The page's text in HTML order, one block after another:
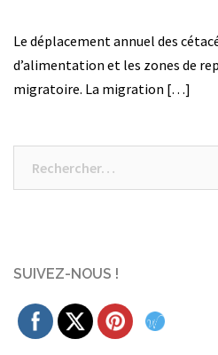
Le déplacement annuel des
d’alimentation et les zones de
migratoire. La migration […]
SUIVEZ-NOUS !